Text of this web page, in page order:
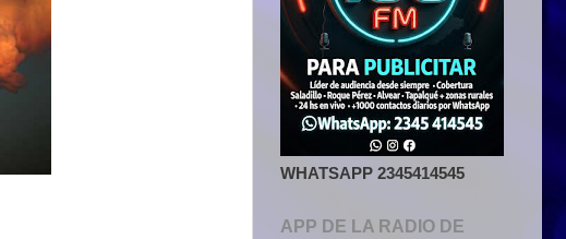
WHATSAPP 2345414545
APP DE LA RADIO DE